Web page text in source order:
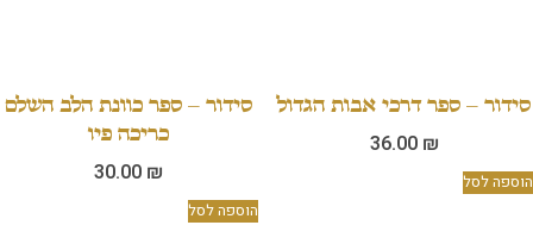
סידור – ספר דרכי אבות הגדול
36.00 ₪
הוספה לסל
סידור – ספר כוונת הלב השלם
כריכה פיו
30.00 ₪
הוספה לסל